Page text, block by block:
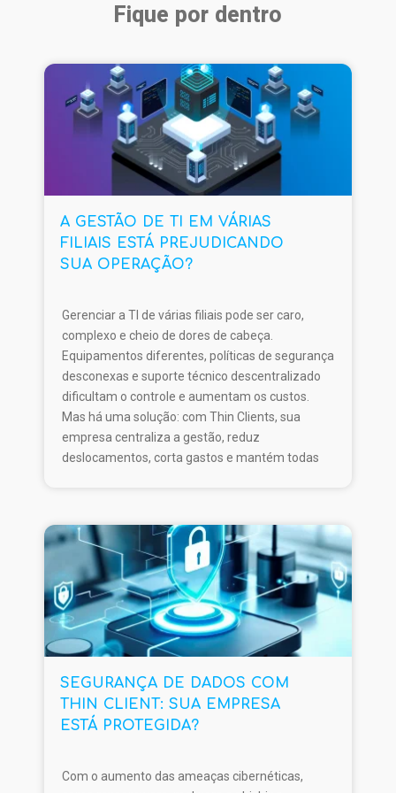
Fique por dentro
A GESTÃO DE TI EM VÁRIAS
FILIAIS ESTÁ PREJUDICANDO
SUA OPERAÇÃO?
Gerenciar a TI de várias filiais pode ser caro,
complexo e cheio de dores de cabeça.
Equipamentos diferentes, políticas de segurança
desconexas e suporte técnico descentralizado
dificultam o controle e aumentam os custos.
Mas há uma solução: com Thin Clients, sua
empresa centraliza a gestão, reduz
deslocamentos, corta gastos e mantém todas
🔗 Saiba mais em: www.thinclientbrasil.com
SEGURANÇA DE DADOS COM
THIN CLIENT: SUA EMPRESA
ESTÁ PROTEGIDA?
Com o aumento das ameaças cibernéticas,